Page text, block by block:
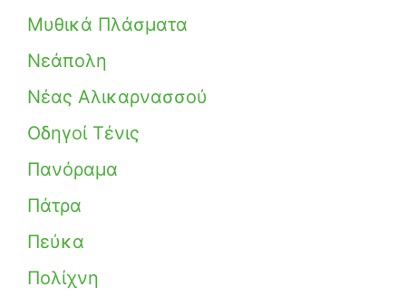
Μυθικά Πλάσματα
Νεάπολη
Νέας Αλικαρνασσού
Οδηγοί Τένις
Πανόραμα
Πάτρα
Πεύκα
Πολίχνη